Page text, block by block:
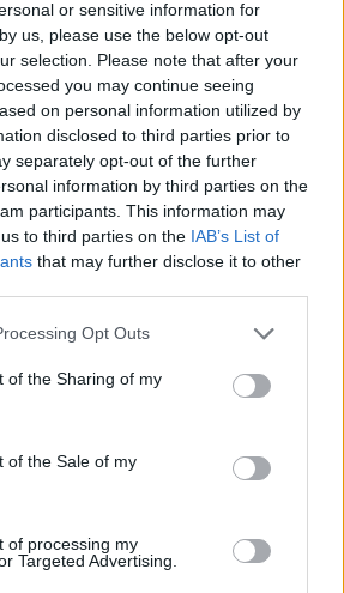
or sensitive information for
us, please use the below opt-out
selection. Please note that after your
you may continue seeing
on personal information utilized by
disclosed to third parties prior to
separately opt-out of the further
information by third parties on the
participants. This information may
to third parties on the IAB’s List of
that may further disclose it to other
Opt Outs
of the Sharing of my
of the Sale of my
of processing my
Targeted Advertising.
si schiera
con Silvio
di firme
i pensionati.
Camera si
contro il «sì»
Vicenza